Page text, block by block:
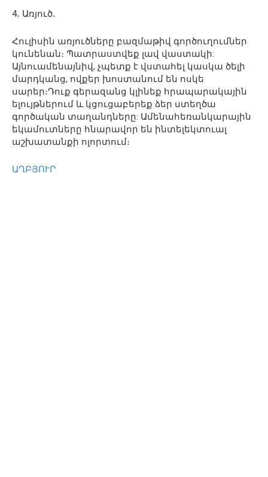
4․ Առյուծ․
Հուլիսին առյուծները բազմաթիվ գործուղումներ
կունենան։ Պատրաստվեք լավ վաստակի:
Այնուամենայնիվ, չպետք է վստահել կասկա ծելի
մարդկանց, ովքեր խոստանում են ոսկե
սարեր։Դուք գերազանց կլինեք հրապարակային
ելույթներում և կցուցաբերեք ձեր ստեղծա
գործական տաղանդները: Ամենահեռանկարային
եկամուտները հնարավոր են ինտելեկտուալ
աշխատանքի ոլորտում։
ԱՂԲՅՈՒՐ